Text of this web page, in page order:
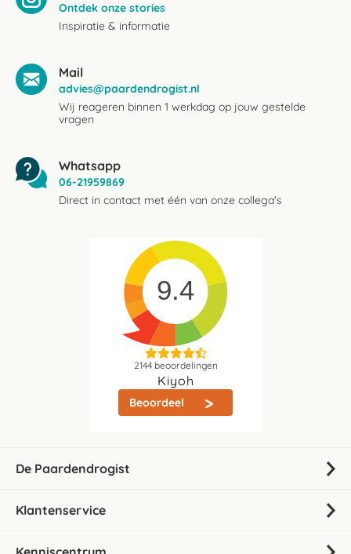
Ontdek onze stories
Inspiratie & informatie
Mail
advies@paardendrogist.nl
Wij reageren binnen 1 werkdag op jouw gestelde
vragen
Whatsapp
06-21959869
Direct in contact met één van onze collega's
9.4
2144beoordelingen
Kiyoh
Beoordeel
De Paardendrogist
Klantenservice